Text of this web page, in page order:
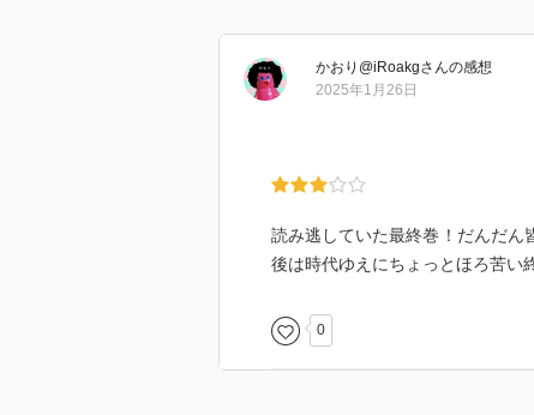
かおり@iRoakgさんの感想
2025年1月26日
読み逃していた最終巻！だんだん
後は時代ゆえにちょっとほろ苦い
0